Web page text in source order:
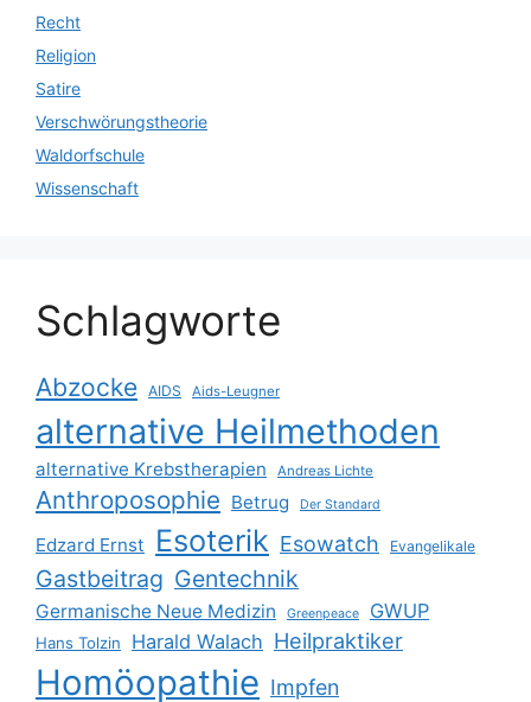
Recht
Religion
Satire
Verschwörungstheorie
Waldorfschule
Wissenschaft
Schlagworte
Abzocke AIDS Aids-Leugner
alternative Heilmethoden
alternative Krebstherapien Andreas Lichte
Anthroposophie Betrug Der Standard
Edzard Ernst Esoterik Esowatch Evangelikale
Gastbeitrag Gentechnik
Germanische Neue Medizin Greenpeace GWUP
Hans Tolzin Harald Walach Heilpraktiker
Homöopathie Impfen